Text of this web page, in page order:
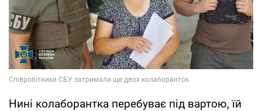
Нині колаборантка перебуває під вартою, їй